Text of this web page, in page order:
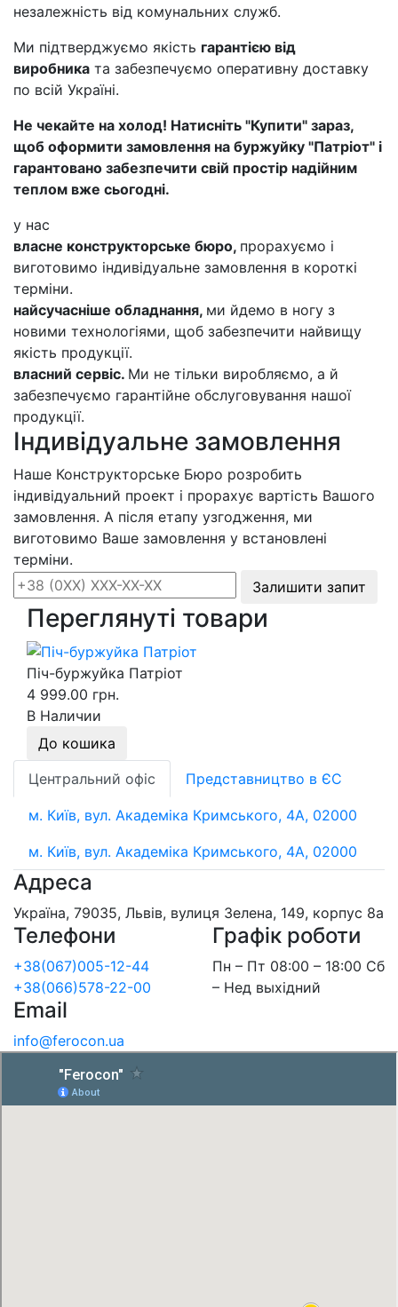
незалежність від комунальних служб.
Ми підтверджуємо якість гарантією від
виробника та забезпечуємо оперативну доставку
по всій Україні.
Не чекайте на холод! Натисніть "Купити" зараз,
щоб оформити замовлення на буржуйку "Патріот" і
гарантовано забезпечити свій простір надійним
теплом вже сьогодні.
у нас
власне конструкторське бюро, прорахуємо і
виготовимо індивідуальне замовлення в короткі
терміни.
найсучасніше обладнання, ми йдемо в ногу з
новими технологіями, щоб забезпечити найвищу
якість продукції.
власний сервіс. Ми не тільки виробляємо, а й
забезпечуємо гарантійне обслуговування нашої
продукції.
Індивідуальне замовлення
Наше Конструкторське Бюро розробить
індивідуальний проект і прорахує вартість Вашого
замовлення. А після етапу узгодження, ми
виготовимо Ваше замовлення у встановлені
терміни.
Залишити запит
Переглянуті товари
Піч-буржуйка Патріот
4 999.00 грн.
В Наличии
До кошика
Центральний офіс
Представництво в ЄС
м. Київ, вул. Академіка Кримського, 4А, 02000
м. Київ, вул. Академіка Кримського, 4А, 02000
Адреса
Україна, 79035, Львів, вулиця Зелена, 149, корпус 8а
Телефони
+38(067)005-12-44
+38(066)578-22-00
Графік роботи
Пн – Пт 08:00 – 18:00 Сб
– Нед выхідний
Email
info@ferocon.ua